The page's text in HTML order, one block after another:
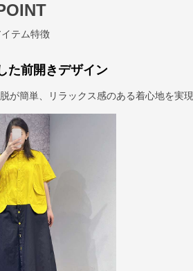
イテム特徴
た前開きデザイン
が簡単、リラックス感のある着心地を実現